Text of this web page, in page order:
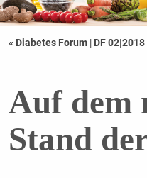
« Diabetes Forum | DF 02|2018
Auf dem
Stand